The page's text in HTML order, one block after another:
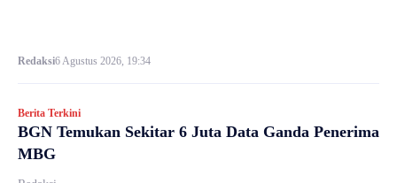
Redaksi6 Agustus 2026, 19:34
Berita Terkini
BGN Temukan Sekitar 6 Juta Data Ganda Penerima
MBG